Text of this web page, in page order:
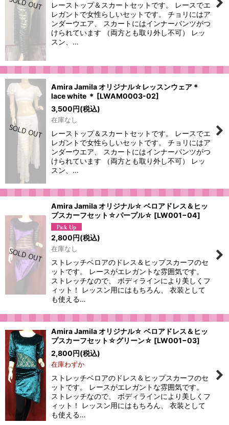
レーストップ＆スカートセットです。 レースでエ
レガントで女性らしいセットです。 チョリにはア
ンダーウエア、 スカートにはインナーパンツがつ
けられています （両方とも取り外し不可） レッ
スン、…
Amira Jamila オリジナル☆レッスンウェア＊
lace white ＊ [LWAM0003-02]
3,500円(税込)
在庫なし
レーストップ＆スカートセットです。 レースでエ
レガントで女性らしいセットです。 チョリにはア
ンダーウエア、 スカートにはインナーパンツがつ
けられています （両方とも取り外し不可） レッ
スン、…
Amira Jamila オリジナル☆ ベロアドレス＆ヒッ
プスカーフセット☆パープル☆ [LW001−04]
2,800円(税込)
在庫なし
ストレッチベロアのドレス＆ヒップスカーフのセ
ットです。 レースがエレガントな雰囲気です。
ストレッチなので、 ボディラインにより美しくフ
ィット！ レッスン用にはもちろん、 衣装として
も使える…
Amira Jamila オリジナル☆ ベロアドレス＆ヒッ
プスカーフセット☆グリーン☆ [LW001−03]
2,800円(税込)
在庫わずか
ストレッチベロアのドレス＆ヒップスカーフのセ
ットです。 レースがエレガントな雰囲気です。
ストレッチなので、 ボディラインにより美しくフ
ィット！ レッスン用にはもちろん、 衣装として
も使える…